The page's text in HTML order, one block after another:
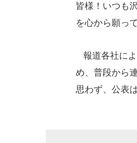
皆様！いつも
を心から願っ
報道各社に
め、普段から
思わず、公表